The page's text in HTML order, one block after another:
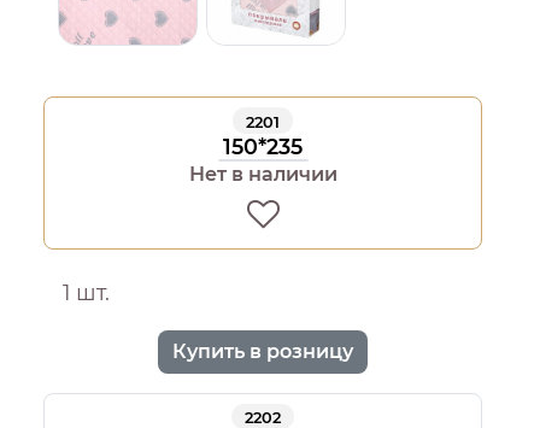
2201
150*235
Нет в наличии
1 шт.
Купить в розницу
2202